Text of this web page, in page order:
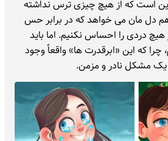
این است که از هیچ چیزی ترس نداشته
دل مان می خواهد که در برابر حس
دردی را احساس نکنیم. اما باید
چرا که این «ابرقدرت ها» واقعاً وجود
یک مشکل نادر و مزمن.